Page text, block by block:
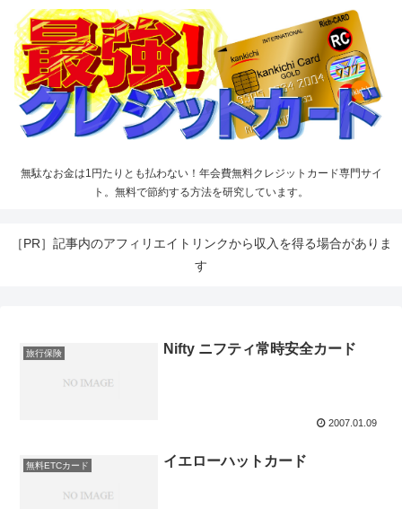
無駄なお金は1円たりとも払わない！年会費無料クレジットカード専門サイ
ト。無料で節約する方法を研究しています。
［PR］記事内のアフィリエイトリンクから収入を得る場合がありま
す
旅行保険 Nifty ニフティ常時安全カード
2007.01.09
無料ETCカード イエローハットカード